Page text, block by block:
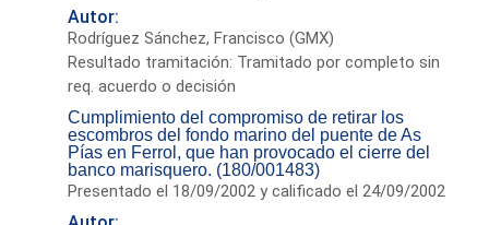
Autor:
Rodríguez Sánchez, Francisco (GMX)
Resultado tramitación: Tramitado por completo sin
req. acuerdo o decisión
Cumplimiento del compromiso de retirar los
escombros del fondo marino del puente de As
Pías en Ferrol, que han provocado el cierre del
banco marisquero. (180/001483)
Presentado el 18/09/2002 y calificado el 24/09/2002